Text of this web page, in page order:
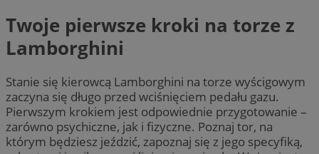
Twoje pierwsze kroki na torze z
Lamborghini
Stanie się kierowcą Lamborghini na torze wyścigowym
zaczyna się długo przed wciśnięciem pedału gazu.
Pierwszym krokiem jest odpowiednie przygotowanie –
zarówno psychiczne, jak i fizyczne. Poznaj tor, na
którym będziesz jeździć, zapoznaj się z jego specyfiką,